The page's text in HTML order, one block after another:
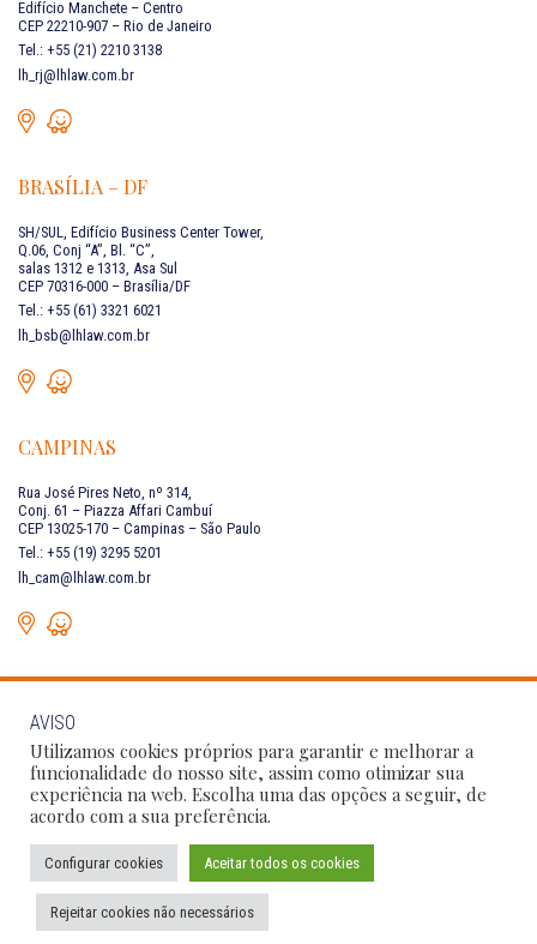
Edifício Manchete – Centro
CEP 22210-907 – Rio de Janeiro
Tel.: +55 (21) 2210 3138
lh_rj@lhlaw.com.br
BRASÍLIA – DF
SH/SUL, Edifício Business Center Tower,
Q.06, Conj “A”, Bl. “C”,
salas 1312 e 1313, Asa Sul
CEP 70316-000 – Brasília/DF
Tel.: +55 (61) 3321 6021
lh_bsb@lhlaw.com.br
CAMPINAS
Rua José Pires Neto, nº 314,
Conj. 61 – Piazza Affari Cambuí
CEP 13025-170 – Campinas – São Paulo
Tel.: +55 (19) 3295 5201
lh_cam@lhlaw.com.br
FALE CONOSCO
Siga as nossas redes sociais:
Política de Privacidade Condições de Uso
AVISO
Utilizamos cookies próprios para garantir e melhorar a
funcionalidade do nosso site, assim como otimizar sua
experiência na web. Escolha uma das opções a seguir, de
acordo com a sua preferência.
Configurar cookies Aceitar todos os cookies
Rejeitar cookies não necessários